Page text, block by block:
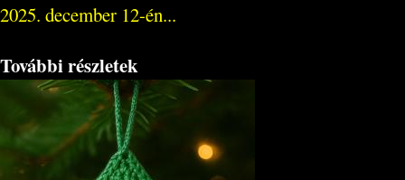
2025. december 12-én...
További részletek